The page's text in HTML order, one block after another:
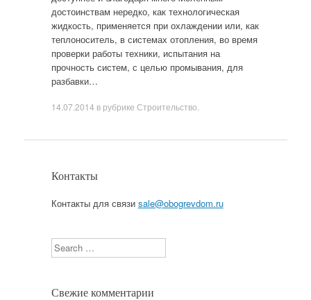
достоинствам нередко, как технологическая
жидкость, применяется при охлаждении или, как
теплоноситель, в системах отопления, во время
проверки работы техники, испытания на
прочность систем, с целью промывания, для
разбавки…
14.07.2014 в рубрике Строительство
Контакты
Контакты для связи sale@obogrevdom.ru
Search
Свежие комментарии